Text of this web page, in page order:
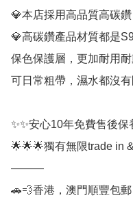
💎本店採用高品質高碳鑽
💎高碳鑽產品材質都是
保色保護層，更加耐用耐
可日常粗帶，濕水都沒有
✨✨安心10年免費售後保
🌟🌟🌟獨有無限trade in
———
🚗💨香港，澳門順豐包郵